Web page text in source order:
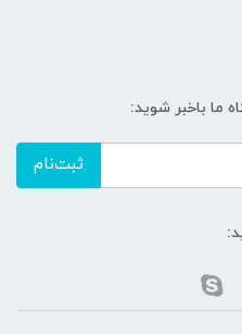
ما باخبر شوید:
ثبت‌نام